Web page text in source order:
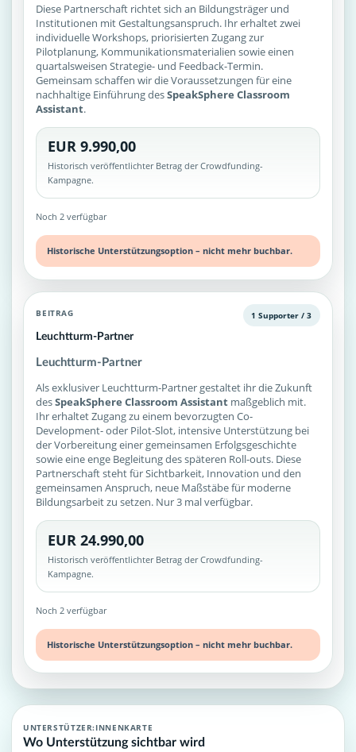
Diese Partnerschaft richtet sich an Bildungsträger und
Institutionen mit Gestaltungsanspruch. Ihr erhaltet zwei
individuelle Workshops, priorisierten Zugang zur
Pilotplanung, Kommunikationsmaterialien sowie einen
quartalsweisen Strategie- und Feedback-Termin.
Gemeinsam schaffen wir die Voraussetzungen für eine
nachhaltige Einführung desSpeakSphere Classroom
Assistant.
EUR 9.990,00
Historisch veröffentlichter Betrag der Crowdfunding-
Kampagne.
Noch 2 verfügbar
Historische Unterstützungsoption – nicht mehr buchbar.
BEITRAG
Leuchtturm-Partner
1 Supporter / 3
Leuchtturm-Partner
Als exklusiver Leuchtturm-Partner gestaltet ihr die Zukunft
desSpeakSphere Classroom Assistant maßgeblich mit.
Ihr erhaltet Zugang zu einem bevorzugten Co-
Development- oder Pilot-Slot, intensive Unterstützung bei
der Vorbereitung einer gemeinsamen Erfolgsgeschichte
sowie eine enge Begleitung des späteren Roll-outs. Diese
Partnerschaft steht für Sichtbarkeit, Innovation und den
gemeinsamen Anspruch, neue Maßstäbe für moderne
Bildungsarbeit zu setzen. Nur 3 mal verfügbar.
EUR 24.990,00
Historisch veröffentlichter Betrag der Crowdfunding-
Kampagne.
Noch 2 verfügbar
Historische Unterstützungsoption – nicht mehr buchbar.
UNTERSTÜTZER:INNENKARTE
Wo Unterstützung sichtbar wird